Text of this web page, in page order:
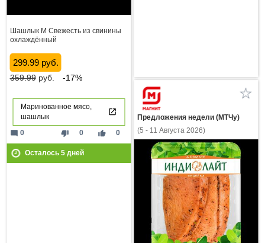
Шашлык М Свежесть из свинины
охлаждённый
299.99 руб.
359.99руб. -17%
Маринованное мясо,
шашлык
thumb_down 0 thumb_up 0
mode_comment 0
Осталось 5дней
Предложения недели (МТЧу)
(5 - 11 Августа 2026)